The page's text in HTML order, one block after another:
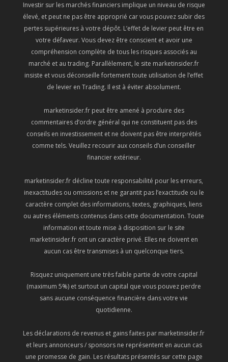
Investir sur les marchés financiers implique un niveau de risque
élevé, et peut ne pas être approprié car vous pouvez subir des
pertes supérieures à votre dépôt. L’effet de levier peut être en
votre défaveur. Vous devez être conscient et avoir une
compréhension complète de tous les risques associés au
marché et au trading. Parallèlement, le site marketinsider.fr
insiste et vous déconseille fortement toute utilisation de l’effet
de levier en Trading. Il est à éviter absolument.
marketinsider.fr peut être amené à produire des
commentaires d’ordre général qui ne constituent pas des
conseils en investissement et ne doivent pas être interprétés
comme tels. Veuillez recourir aux conseils d’un conseiller
financier extérieur.
marketinsider.fr décline toute responsabilité pour les erreurs,
inexactitudes ou omissions et ne garantit pas l’exactitude ou le
caractère complet des informations, textes, graphiques, liens
ou autres éléments contenus dans cette documentation. Toute
information et toute mise à disposition sur le site
marketinsider.fr ont un caractère privé. Elles ne doivent en
aucun cas être transmises à un quelconque tiers.
Risquez uniquement une très faible partie de votre capital
(maximum 5%) et surtout un capital que vous pouvez perdre
sans aucune conséquence financière dans votre vie
quotidienne.
Les déclarations de revenus et gains faites par marketinsider.fr
et leurs annonceurs / sponsors ne représentent en aucun cas
une promesse de gain. Les résultats présentés sur cette page